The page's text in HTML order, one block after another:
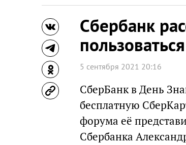
Сбербанк
5 сентября 2021 20:16
СберБанк в День
бесплатную
форума её
Сбербанка